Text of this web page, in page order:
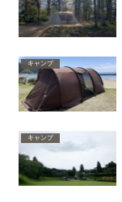
キャンプ
キャンプ